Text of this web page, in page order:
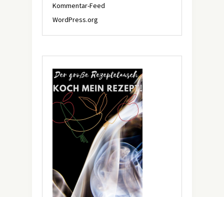
Kommentar-Feed
WordPress.org